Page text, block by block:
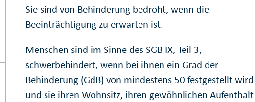
Sie sind von Behinderung bedroht, wenn die
Beeinträchtigung zu erwarten ist.
Menschen sind im Sinne des SGB IX, Teil 3,
schwerbehindert, wenn bei ihnen ein Grad der
Behinderung (GdB) von mindestens 50 festgestellt wird
und sie ihren Wohnsitz, ihren gewöhnlichen Aufenthalt